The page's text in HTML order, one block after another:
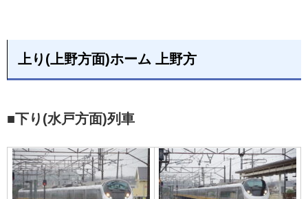
上り(上野方面)ホーム 上野方
■下り(水戸方面)列車